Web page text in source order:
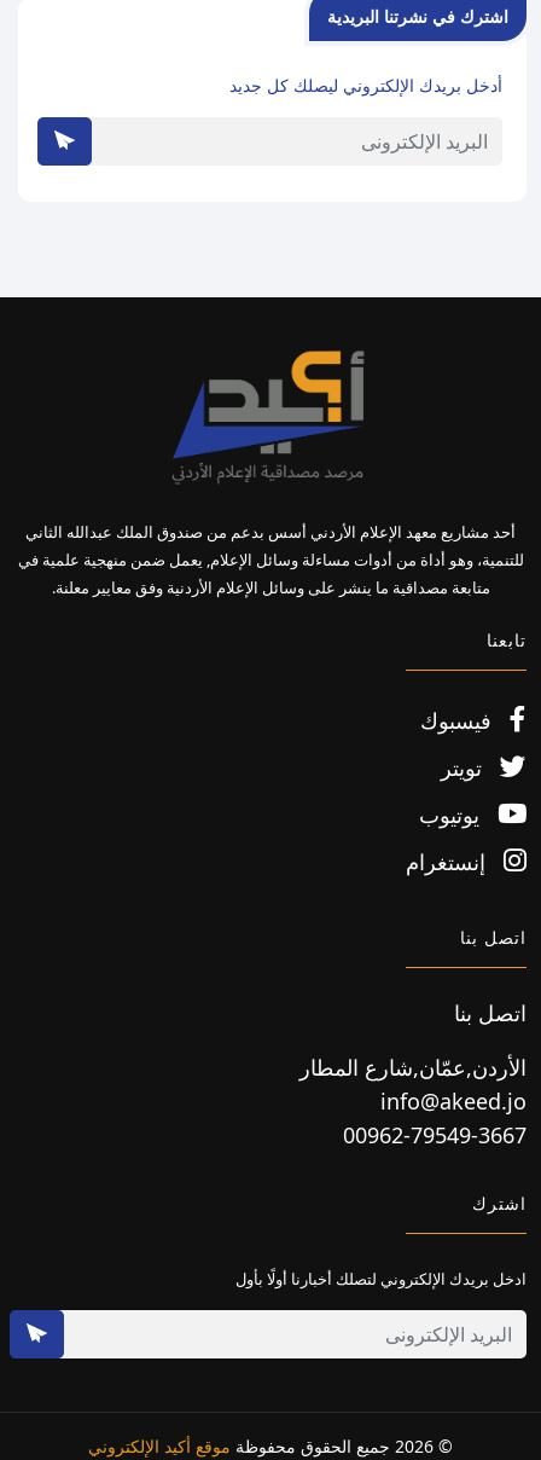
اشترك في نشرتنا البريدية
أدخل بريدك الإلكتروني ليصلك كل جديد
أحد مشاريع معهد الإعلام الأردني أسس بدعم من صندوق الملك عبدالله الثاني
للتنمية، وهو أداة من أدوات مساءلة وسائل الإعلام, يعمل ضمن منهجية علمية في
متابعة مصداقية ما ينشر على وسائل الإعلام الأردنية وفق معايير معلنة.
تابعنا
فيسبوك
تويتر
يوتيوب
إنستغرام
اتصل بنا
اتصل بنا
الأردن,عمّان,شارع المطار
info@akeed.jo
00962-79549-3667
اشترك
ادخل بريدك الإلكتروني لتصلك أخبارنا أولًا بأول
© 2026 جميع الحقوق محفوظة موقع أكيد الإلكتروني